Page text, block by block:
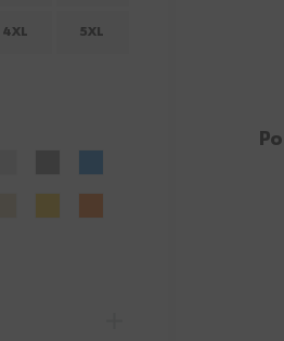
4XL 5XL